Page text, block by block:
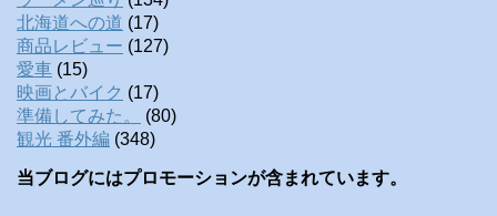
北海道への道 (17)
商品レビュー (127)
愛車 (15)
映画とバイク (17)
準備してみた。
(80)
観光 番外編 (348)
当ブログにはプロモーションが含まれています。